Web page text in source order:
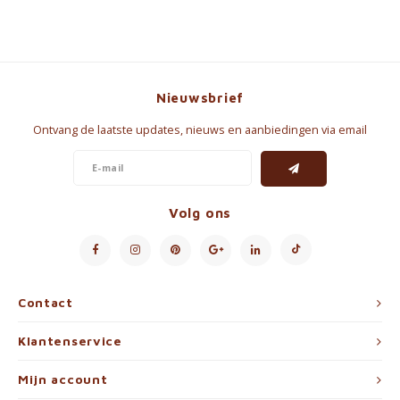
Contact
Nieuwsbrief
Ontvang de laatste updates, nieuws en aanbiedingen via email
Volg ons
Klantenservice
Mijn account